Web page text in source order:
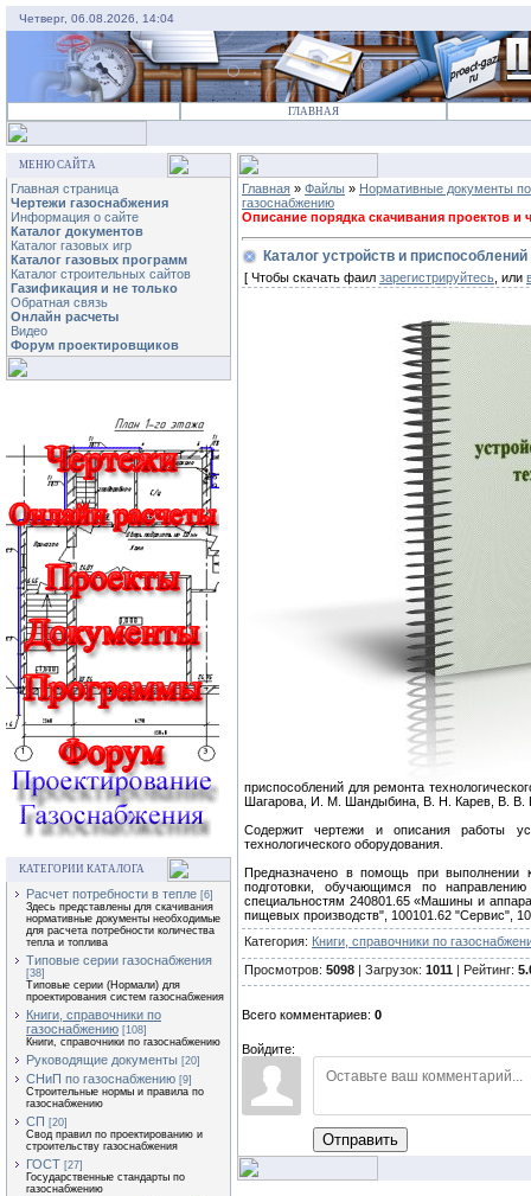
Четверг, 06.08.2026, 14:04
ГЛАВНАЯ
МЕНЮ САЙТА
Главная страница
Чертежи газоснабжения
Информация о сайте
Каталог документов
Каталог газовых игр
Каталог газовых программ
Каталог строительных сайтов
Газификация и не только
Обратная связь
Онлайн расчеты
Видео
Форум проектировщиков
КАТЕГОРИИ КАТАЛОГА
Расчет потребности в тепле [6]
Здесь представлены для скачивания
нормативные документы необходимые
для расчета потребности количества
тепла и топлива
Типовые серии газоснабжения
[38]
Типовые серии (Нормали) для
проектирования систем газоснабжения
Книги, справочники по
газоснабжению [108]
Книги, справочники по газоснабжению
Руководящие документы [20]
СНиП по газоснабжению [9]
Строительные нормы и правила по
газоснабжению
СП [20]
Свод правил по проектированию и
строительству газоснабжения
ГОСТ [27]
Государственные стандарты по
газоснабжению
Главная » Файлы » Нормативные документы по
газоснабжению
Описание порядка скачивания проектов и
Каталог устройств и
[ Чтобы скачать фаил зарегистрируйтесь , или
приспособлений для ремонта
Шагарова, И. М. Шандыбина, В. Н. Карев, В. В.
Содержит чертежи и описания работы
технологического оборудования.
Предназначено в помощь при выполнении
подготовки, обучающимся по
специальностям 240801.65 «Машины и
пищевых производств", 100101.62 "Сервис",
Категория: Книги, справочники по
Просмотров: 5098 | Загрузок: 1011 | Рейтинг:
Всего комментариев: 0
Войдите:
Отправить